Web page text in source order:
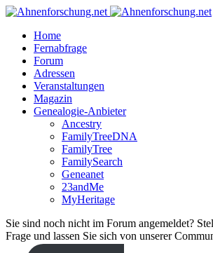
Home
Fernabfrage
Forum
Adressen
Veranstaltungen
Magazin
Genealogie-Anbieter
Ancestry
FamilyTreeDNA
FamilyTree
FamilySearch
Geneanet
23andMe
MyHeritage
Sie sind noch nicht im Forum angemeldet?
Frage und lassen Sie sich von unserer